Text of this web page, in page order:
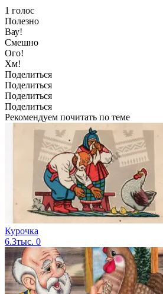
1 голос
Полезно
Вау!
Смешно
Ого!
Хм!
Поделиться
Поделиться
Поделиться
Поделиться
Рекомендуем почитать по теме
Курочка
6.3тыс. 0